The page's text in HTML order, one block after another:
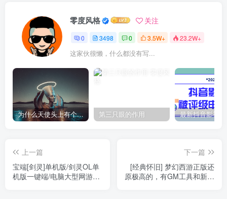
零度风格 关注
0 3498 0 3.5W+ 23.2W+
这家伙很懒，什么都没有写...
为什么天使头上有个圈？ 第三只眼的作用
上一篇
宝端[剑灵]单机版/剑灵OL单
机版一键端/电脑大型网游单
下一篇
[经典怀旧] 梦幻西游正版还
原极高的，有GM工具和新手